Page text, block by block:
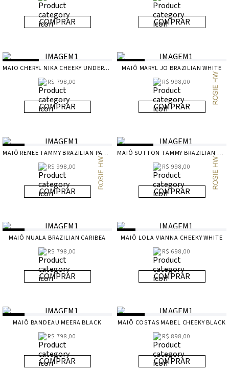
COMPRAR COMPRAR
MAIO CHERYL NIKA CHEEKY UNDERWATER
R$ 798,00
COMPRAR
MAIÔ MARYL JO BRAZILIAN WHITE
R$ 998,00
COMPRAR
MAIÔ RENEE TAMMY BRAZILIAN PANTHERINE
R$ 998,00
COMPRAR
MAIÔ SUTTON TAMMY BRAZILIAN BLACK
R$ 998,00
COMPRAR
MAIÔ NUALA BRAZILIAN CARIBEA
R$ 798,00
COMPRAR
MAIÔ LOLA VIANNA CHEEKY WHITE
R$ 698,00
COMPRAR
MAIÔ BANDEAU MEERA BLACK
R$ 798,00
COMPRAR
MAIÔ COSTAS MABEL CHEEKY BLACK
R$ 898,00
COMPRAR